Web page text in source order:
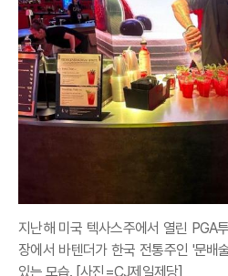
지난해 미국 텍사스주에서 열린 PGA
장에서 바텐더가 한국 전통주인 '문배
있는 모습. [사진=CJ제일제당]